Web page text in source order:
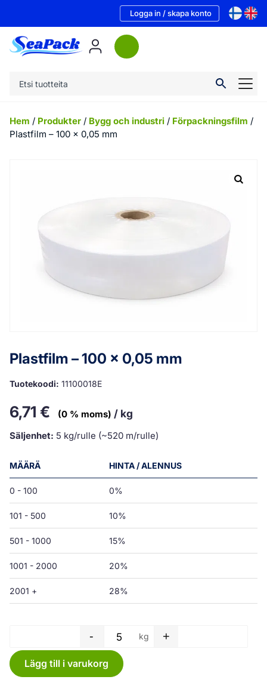
Logga in / skapa konto
Hem / Produkter / Bygg och industri / Förpackningsfilm /
Plastfilm – 100 x 0,05 mm
Plastfilm – 100 x 0,05 mm
Tuotekoodi: 11100018E
6,71 € (0 % moms) / kg
Säljenhet: 5 kg/rulle (~520 m/rulle)
MÄÄRÄ HINTA / ALENNUS
0 - 100 0%
101 - 500 10%
501 - 1000 15%
1001 - 2000 20%
2001 + 28%
Plastfilm - 100 x 0,05 mm
- kg +
Lägg till i varukorg